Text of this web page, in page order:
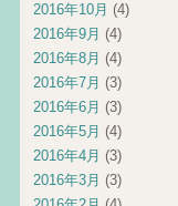
2016年10月 (4)
2016年9月 (4)
2016年8月 (4)
2016年7月 (3)
2016年6月 (3)
2016年5月 (4)
2016年4月 (3)
2016年3月 (3)